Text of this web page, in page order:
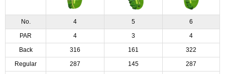
No. 4 5 6
PAR 4 3 4
Back 316 161 322
Regular 287 145 287